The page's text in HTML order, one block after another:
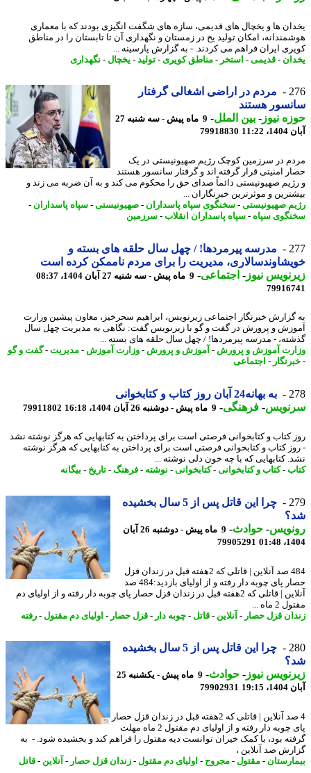
ها و یخچال های قدیمی، سازه های شگفت انگیزی بودند که با معماری
امکان تولید یخ در زمستان و نگهداری آن تا تابستان را در مناطق
ایران فراهم می کردند. - به گزارش پارسینه ...
- قدیمی-استخر-مناطق کویری- تولید-یخچال-نگهداری
مردم در اراضی اشغالی گرفتار
هستند
نیوز-بین الملل-
9 ماه پیش - سه شنبه 27
79918830
در سرزمین کوچک رژیم صهیونیستی در یک
امنیتی قرار گرفته اند و گرفتار سانسور هستند
صهیونیستی دائماً صدای حق را محکوم می کند و به آن ضربه می زند و
و موثرترین خبرنگاران ...
صهیونیستی-سخنگوی سپاه پاسداران - صهیونیستی-سپاه پاسداران -
سپاه-سپاه پاسداران انقلاب-سرزمین
مدرسه پیرمردها! / چهل سال حلقه های بسته و
مدیریت را برای مردم ناممکن کرده است
نیوز-اجتماعی-9 ماه پیش - سه شنبه 27 آبان 1404، 08:37
خبرنگار اجتماعی زیرنویس، ابراهیم سحرخیز، معاون پیشین وزارت
و پرورش در گفت و گو با زیرنویس گفت: نگاهی به مدیریت چهل سال
- مدرسه پیرمردها! / چهل سال حلقه های بسته ...
آموزش و پرورش-آموزش و پرورش-وزارت آموزش-مدیریت-گفت و گو
-اجتماعی
به بهانه24 آبان روز کتاب و کتابخوانی
-فرهنگی-9 ماه پیش - دوشنبه 26 آبان 1404، 16:18 79911802
کتاب و کتابخوانی فرصتی است برای پرداختن به کتابهایی که هرگز نوشته نشد
کتاب و کتابخوانی فرصتی است برای پرداختن به کتابهایی که هرگز نوشته
کتابهایی که با چه خون دلی نوشته ...
-کتاب و کتابخوانی- کتابخوانی- نوشته-فرهنگ -تاریخ- بیگانه
چرا این قاتل پس از 5 سال بخشیده
-حوادث -
9 ماه پیش - دوشنبه 26 آبان
79905291
484 صد آنلاین | قاتلی که 2هفته قبل در زندان قزل
حصار پای چوبه دار رفته و از اولیای بازدید:484 صد
آنلاین | قاتلی که 2هفته قبل در زندان قزل حصار پای چوبه دار رفته و از اولیای دم
ماه ...
قزل حصار-آنلاین-قاتل -چوبه دار-قزل حصار-اولیای دم مقتول-رفته
چرا این قاتل پس از 5 سال بخشیده
نیوز-حوادث -
9 ماه پیش - یکشنبه 25
79902931
4 صد آنلاین | قاتلی که 2هفته قبل در زندان قزل حصار
پای چوبه دار رفته و از اولیای دم مقتول 2 ماه مهلت
بود، با کمک خیران توانست دیه مقتول را فراهم کند و بخشیده شود. - به
صد آنلاین ،
-مقتول-مجروح- اولیای دم مقتول-زندان قزل حصار-آنلاین-قاتل